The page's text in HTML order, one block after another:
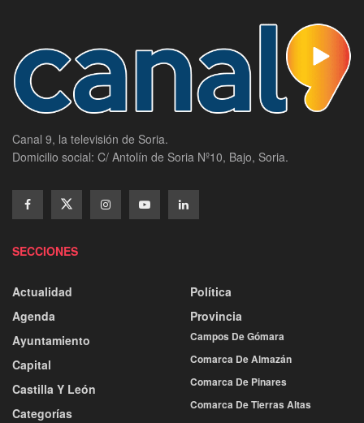
Canal 9, la televisión de Soria.
Domicilio social: C/ Antolín de Soria Nº10, Bajo, Soria.
SECCIONES
Actualidad
Agenda
Ayuntamiento
Capital
Castilla Y León
Categorías
Política
Provincia
Campos De Gómara
Comarca De Almazán
Comarca De Pinares
Comarca De Tierras Altas